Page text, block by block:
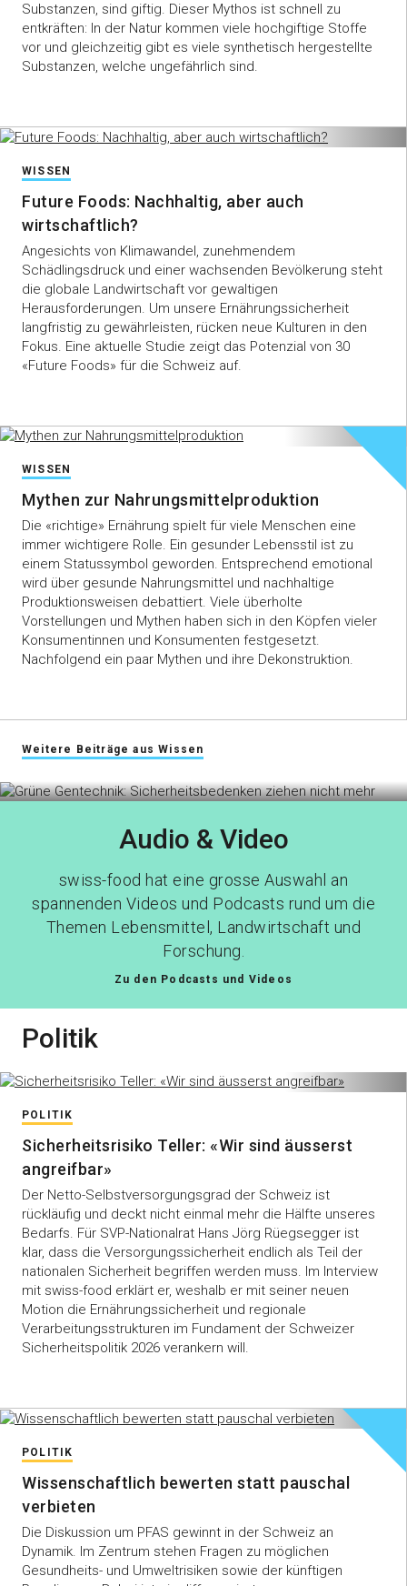
Substanzen, sind giftig. Dieser Mythos ist schnell zu
entkräften: In der Natur kommen viele hochgiftige Stoffe
vor und gleichzeitig gibt es viele synthetisch hergestellte
Substanzen, welche ungefährlich sind.
WISSEN
Future Foods: Nachhaltig, aber auch
wirtschaftlich?
Angesichts von Klimawandel, zunehmendem
Schädlingsdruck und einer wachsenden Bevölkerung steht
die globale Landwirtschaft vor gewaltigen
Herausforderungen. Um unsere Ernährungssicherheit
langfristig zu gewährleisten, rücken neue Kulturen in den
Fokus. Eine aktuelle Studie zeigt das Potenzial von 30
«Future Foods» für die Schweiz auf.
WISSEN
Mythen zur Nahrungsmittelproduktion
Die «richtige» Ernährung spielt für viele Menschen eine
immer wichtigere Rolle. Ein gesunder Lebensstil ist zu
einem Statussymbol geworden. Entsprechend emotional
wird über gesunde Nahrungsmittel und nachhaltige
Produktionsweisen debattiert. Viele überholte
Vorstellungen und Mythen haben sich in den Köpfen vieler
Konsumentinnen und Konsumenten festgesetzt.
Nachfolgend ein paar Mythen und ihre Dekonstruktion.
Weitere Beiträge aus Wissen
Grüne Gentechnik:
Sicherheitsbedenken ziehen
nicht mehr
swiss-food.ch lud Ende Oktober in Zürich zu
einer Filmvorführung mit Podiumsgespräch zum
Thema Genom-Editierung «Zwischen Protest
und Potenzial» ein. Der Anlass war gut besucht
Mehr
Audio & Video
swiss-food hat eine grosse Auswahl an
spannenden Videos und Podcasts rund um die
Themen Lebensmittel, Landwirtschaft und
Forschung.
Zu den Podcasts und Videos
Politik
POLITIK
Sicherheitsrisiko Teller: «Wir sind äusserst
angreifbar»
Der Netto-Selbstversorgungsgrad der Schweiz ist
rückläufig und deckt nicht einmal mehr die Hälfte unseres
Bedarfs. Für SVP-Nationalrat Hans Jörg Rüegsegger ist
klar, dass die Versorgungssicherheit endlich als Teil der
nationalen Sicherheit begriffen werden muss. Im Interview
mit swiss-food erklärt er, weshalb er mit seiner neuen
Motion die Ernährungssicherheit und regionale
Verarbeitungsstrukturen im Fundament der Schweizer
Sicherheitspolitik 2026 verankern will.
POLITIK
Wissenschaftlich bewerten statt pauschal
verbieten
Die Diskussion um PFAS gewinnt in der Schweiz an
Dynamik. Im Zentrum stehen Fragen zu möglichen
Gesundheits- und Umweltrisiken sowie der künftigen